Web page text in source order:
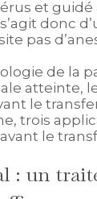
et guidé
donc
pas
de la
atteinte,
le
trois
le
: un